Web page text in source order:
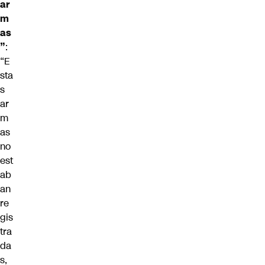
ar
m
as
”:
“E
sta
s
ar
m
as
no
est
ab
an
re
gis
tra
da
s,